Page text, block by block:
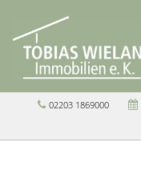
02203 1869000